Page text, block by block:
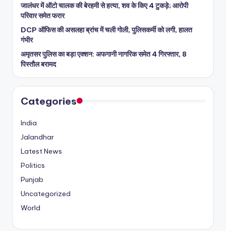
जालंधर में ऑटो चालक की बेरहमी से हत्या, शव के किए 4 टुकड़े; आरोपी
परिवार समेत फरार
DCP ऑफिस की असलहा ब्रांच में चली गोली, पुलिसकर्मी को लगी, हालत
गंभीर
अमृतसर पुलिस का बड़ा एक्शन: अफगानी नागरिक समेत 4 गिरफ्तार, 8
पिस्तौल बरामद
Categories
India
Jalandhar
Latest News
Politics
Punjab
Uncategorized
World